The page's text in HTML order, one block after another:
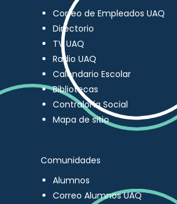
Correo de Empleados UAQ
Directorio
TV UAQ
Radio UAQ
Calendario Escolar
Bibliotecas
Contraloría Social
Mapa de sitio
Comunidades
Alumnos
Correo Alumnos UAQ